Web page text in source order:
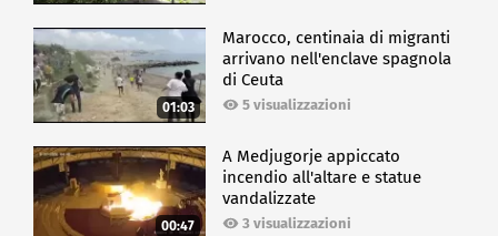
01:03
Marocco, centinaia di migranti
arrivano nell'enclave spagnola
di Ceuta
5 visualizzazioni
00:47
A Medjugorje appiccato
incendio all'altare e statue
vandalizzate
3 visualizzazioni